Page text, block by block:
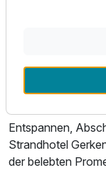
2 Erwachsene und 1
Ausstattung
Für 6 Tage
am Anreisetag
checken dann
Rezeption bis
Entspannen,
Strandhotel
der belebten